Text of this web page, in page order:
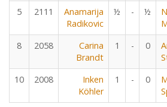
5 2111
Anamarija
Radikovic
½ - ½
8 2058
Carina
Brandt
1 - 0
10 2008
Inken
Köhler
1 - 0